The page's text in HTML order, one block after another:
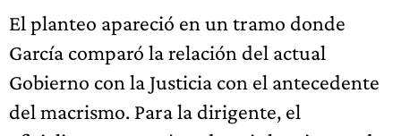
El planteo apareció en un tramo donde
García comparó la relación del actual
Gobierno con la Justicia con el antecedente
del macrismo. Para la dirigente, el